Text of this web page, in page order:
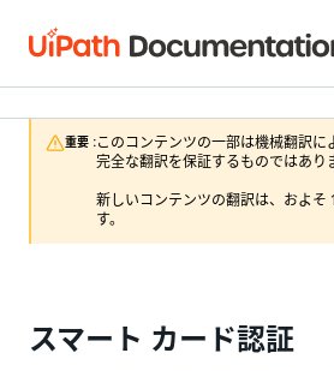
重要 :このコンテンツの一部は機械翻訳に
完全な翻訳を保証するものではあり
新しいコンテンツの翻訳は、およそ
す。
スマート カード認証